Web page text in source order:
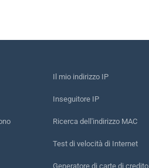
Il mio indirizzo IP
Inseguitore IP
Ricerca dell'indirizzo MAC
Test di velocità di Internet
Generatore di carte di credito